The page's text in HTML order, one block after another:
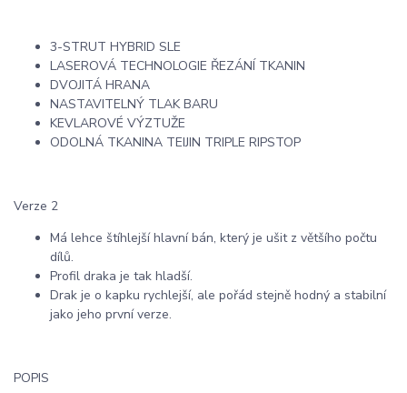
3-STRUT HYBRID SLE
LASEROVÁ TECHNOLOGIE ŘEZÁNÍ TKANIN
DVOJITÁ HRANA
NASTAVITELNÝ TLAK BARU
KEVLAROVÉ VÝZTUŽE
ODOLNÁ TKANINA TEIJIN TRIPLE RIPSTOP
Verze 2
Má lehce štíhlejší hlavní bán, který je ušit z většího počtu
dílů.
Profil draka je tak hladší.
Drak je o kapku rychlejší, ale pořád stejně hodný a stabilní
jako jeho první verze.
POPIS